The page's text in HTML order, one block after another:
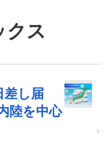
クス
差し届
陸を中心